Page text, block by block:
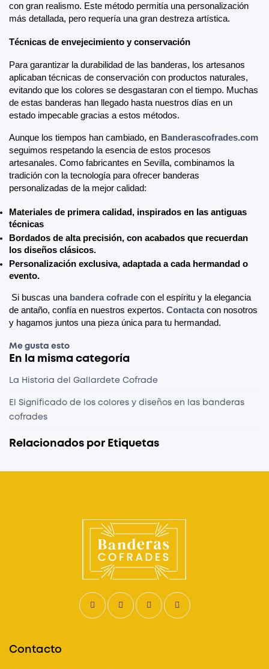
con gran realismo. Este método permitía una personalización
más detallada, pero requería una gran destreza artística.
Técnicas de envejecimiento y conservación
Para garantizar la durabilidad de las banderas, los artesanos
aplicaban técnicas de conservación con productos naturales,
evitando que los colores se desgastaran con el tiempo. Muchas
de estas banderas han llegado hasta nuestros días en un
estado impecable gracias a estos métodos.
Aunque los tiempos han cambiado, en Banderascofrades.com
seguimos respetando la esencia de estos procesos
artesanales. Como fabricantes en Sevilla, combinamos la
tradición con la tecnología para ofrecer banderas
personalizadas de la mejor calidad:
Materiales de primera calidad, inspirados en las antiguas
técnicas
Bordados de alta precisión, con acabados que recuerdan
los diseños clásicos.
Personalización exclusiva, adaptada a cada hermandad o
evento.
Si buscas una bandera cofrade con el espíritu y la elegancia
de antaño, confía en nuestros expertos. Contacta con nosotros
y hagamos juntos una pieza única para tu hermandad.
Me gusta esto
En la misma categoría
La Historia del Gallardete Cofrade
El Significado de los colores y diseños en las banderas
cofrades
Relacionados por Etiquetas
Contacto